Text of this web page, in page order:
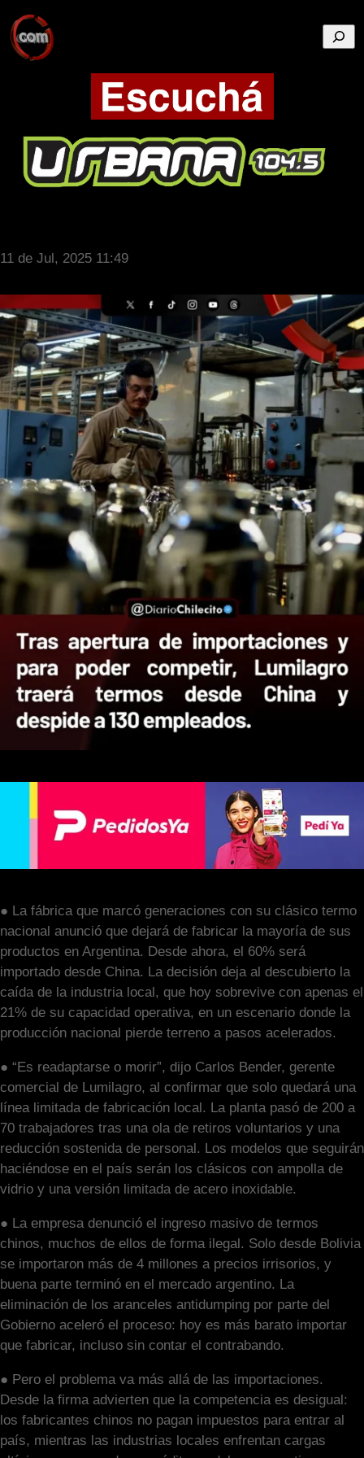
11 de Jul, 2025 11:49
● La fábrica que marcó generaciones con su clásico termo
nacional anunció que dejará de fabricar la mayoría de sus
productos en Argentina. Desde ahora, el 60% será
importado desde China. La decisión deja al descubierto la
caída de la industria local, que hoy sobrevive con apenas el
21% de su capacidad operativa, en un escenario donde la
producción nacional pierde terreno a pasos acelerados.
● “Es readaptarse o morir”, dijo Carlos Bender, gerente
comercial de Lumilagro, al confirmar que solo quedará una
línea limitada de fabricación local. La planta pasó de 200 a
70 trabajadores tras una ola de retiros voluntarios y una
reducción sostenida de personal. Los modelos que seguirán
haciéndose en el país serán los clásicos con ampolla de
vidrio y una versión limitada de acero inoxidable.
● La empresa denunció el ingreso masivo de termos
chinos, muchos de ellos de forma ilegal. Solo desde Bolivia
se importaron más de 4 millones a precios irrisorios, y
buena parte terminó en el mercado argentino. La
eliminación de los aranceles antidumping por parte del
Gobierno aceleró el proceso: hoy es más barato importar
que fabricar, incluso sin contar el contrabando.
● Pero el problema va más allá de las importaciones.
Desde la firma advierten que la competencia es desigual:
los fabricantes chinos no pagan impuestos para entrar al
país, mientras las industrias locales enfrentan cargas